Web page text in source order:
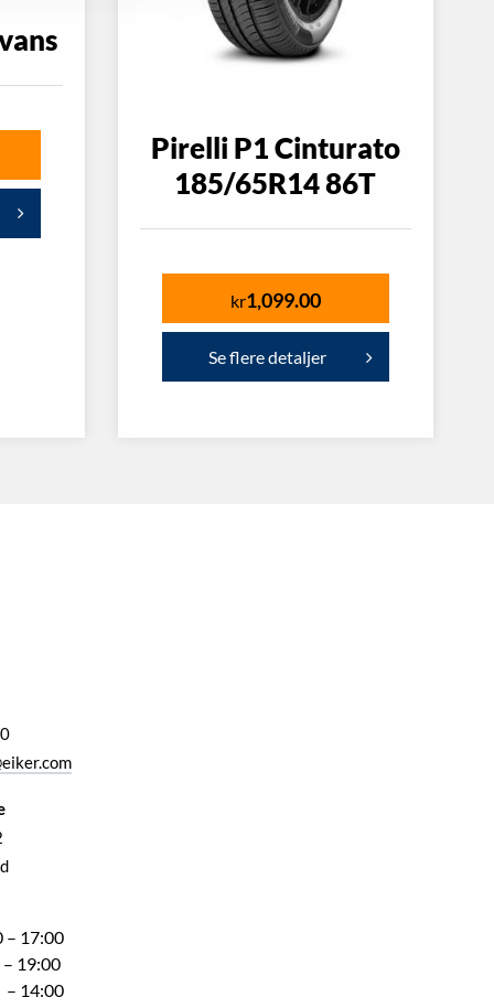
Pirelli P1 Cinturato
185/65R14 86T
kr1,099.00
Se flere detaljer
– 17:00
– 19:00
14:00